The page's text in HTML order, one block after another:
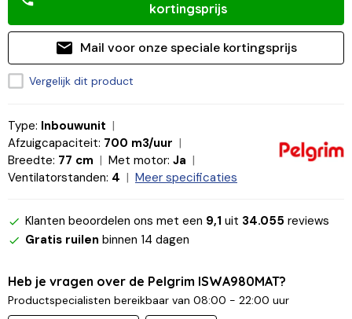
kortingsprijs
Mail voor onze speciale kortingsprijs
Vergelijk dit product
Type: Inbouwunit
Afzuigcapaciteit: 700 m3/uur
Breedte: 77 cm Met motor: Ja
Ventilatorstanden: 4 Meer specificaties
Klanten beoordelen ons met een 9,1 uit 34.055 reviews
Gratis ruilen binnen 14 dagen
Heb je vragen over de Pelgrim ISWA980MAT?
Productspecialisten bereikbaar van 08:00 - 22:00 uur